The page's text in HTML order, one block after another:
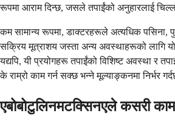
रूपमा आराम दिन्छ, जसले तपाईंको अनुहारलाई
कम सामान्य रूपमा, डाक्टरहरूले अत्यधिक पसिना,
सक्रिय मूत्राशय जस्ता अन्य अवस्थाहरूको लागि
यद्यपि, यी प्रयोगहरू तपाईंको विशिष्ट अवस्था र
के राम्रो काम गर्न सक्छ भन्ने मूल्याङ्कनमा निर्भर
एबोबोटुलिनमटक्सिनएले कसरी काम